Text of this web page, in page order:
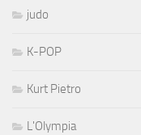
judo
K-POP
Kurt Pietro
L'Olympia